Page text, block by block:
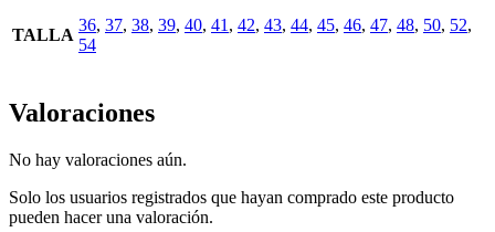
TALLA
36, 37, 38, 39, 40, 41 , 42, 43, 44, 45, 46, 47, 48, 50, 52,
54
Valoraciones
No hay valoraciones aún.
Solo los usuarios registrados que hayan comprado este producto
pueden hacer una valoración.